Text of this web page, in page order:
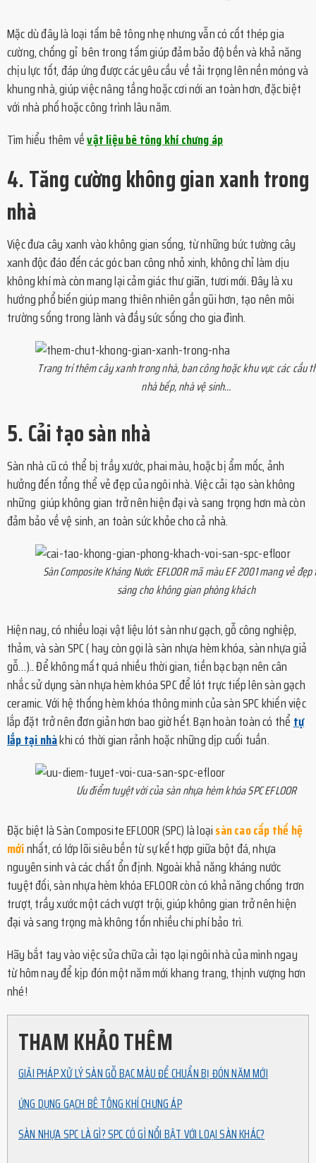
Mặc dù đây là loại tấm bê tông nhẹ nhưng vẫn có cốt thép gia
cường, chống gỉ bên trong tấm giúp đảm bảo độ bền và khả năng
chịu lực tốt, đáp ứng được các yêu cầu về tải trọng lên nền móng và
khung nhà, giúp việc nâng tầng hoặc cơi nới an toàn hơn, đặc biệt
với nhà phố hoặc công trình lâu năm.
Tìm hiểu thêm vềvật liệu bê tông khí chưng áp
4. Tăng cường không gian xanh trong
nhà
Việc đưa cây xanh vào không gian sống, từ những bức tường cây
xanh độc đáo đến các góc ban công nhỏ xinh, không chỉ làm dịu
không khí mà còn mang lại cảm giác thư giãn, tươi mới. Đây là xu
hướng phổ biến giúp mang thiên nhiên gần gũi hơn, tạo nên môi
trường sống trong lành và đầy sức sống cho gia đình.
Trang trí thêm cây xanh trong nhà, ban công hoặc khu vực các cầu
nhà bếp, nhà vệ sinh…
5. Cải tạo sàn nhà
Sàn nhà cũ có thể bị trầy xước, phai màu, hoặc bị ẩm mốc, ảnh
hưởng đến tổng thể vẻ đẹp của ngôi nhà. Việc cải tạo sàn không
những giúp không gian trở nên hiện đại và sang trọng hơn mà còn
đảm bảo về vệ sinh, an toàn sức khỏe cho cả nhà.
Sàn Composite Kháng Nước EFLOOR mã màu EF 2001 mang vẻ
sáng cho không gian phòng khách
Hiện nay, có nhiều loại vật liệu lót sàn như gạch, gỗ công nghiệp,
thảm, và sàn SPC ( hay còn gọi là sàn nhựa hèm khóa, sàn nhựa giả
gỗ…)..Để không mất quá nhiều thời gian, tiền bạc bạn nên cân
nhắc sử dụng sàn nhựa hèm khóa SPC để lót trực tiếp lên sàn gạch
ceramic. Với hệ thống hèm khóa thông minh của sàn SPC khiến việc
lắp đặt trở nên đơn giản hơn bao giờ hết. Bạn hoàn toàn có thểtự
lắp tại nhàkhi có thời gian rảnh hoặc những dịp cuối tuần.
Ưu điểm tuyệt vời của sàn nhựa hèm khóa SPC EFLOOR
Đặc biệt là Sàn Composite EFLOOR (SPC) là loạisàn cao cấp thế hệ
mớinhất, có lớp lõi siêu bền từ sự kết hợp giữa bột đá, nhựa
nguyên sinh và các chất ổn định. Ngoài khả năng kháng nước
tuyệt đối, sàn nhựa hèm khóa EFLOOR còn có khả năng chống trơn
trượt, trầy xước một cách vượt trội, giúp không gian trở nên hiện
đại và sang trọng mà không tốn nhiều chi phí bảo trì.
Hãy bắt tay vào việc sửa chữa cải tạo lại ngôi nhà của mình ngay
từ hôm nay để kịp đón một năm mới khang trang, thịnh vượng hơn
nhé!
THAM KHẢO THÊM
GIẢI PHÁP XỬ LÝ SÀN GỖ BẠC MÀU ĐỂ CHUẨN BỊ ĐÓN NĂM MỚI
ỨNG DỤNG GẠCH BÊ TÔNG KHÍ CHƯNG ÁP
SÀN NHỰA SPC LÀ GÌ? SPC CÓ GÌ NỔI BẬT VỚI LOẠI SÀN KHÁC?